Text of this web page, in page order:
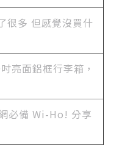
很多 但感覺沒買什
亮面鋁框行李箱，
必備 Wi-Ho! 分享